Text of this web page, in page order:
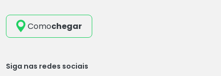
Comochegar
Siga nas redes sociais